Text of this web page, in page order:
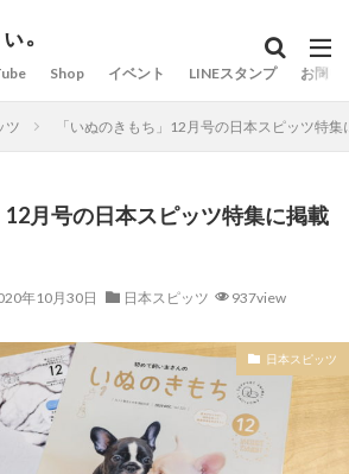
。
Shop イベント LINEスタンプ お問い
ツ 「いぬのきもち」12月号の日本スピッツ特
12月号の日本スピッツ特集に掲載
年10月30日 日本スピッツ
937view
日本スピッツ